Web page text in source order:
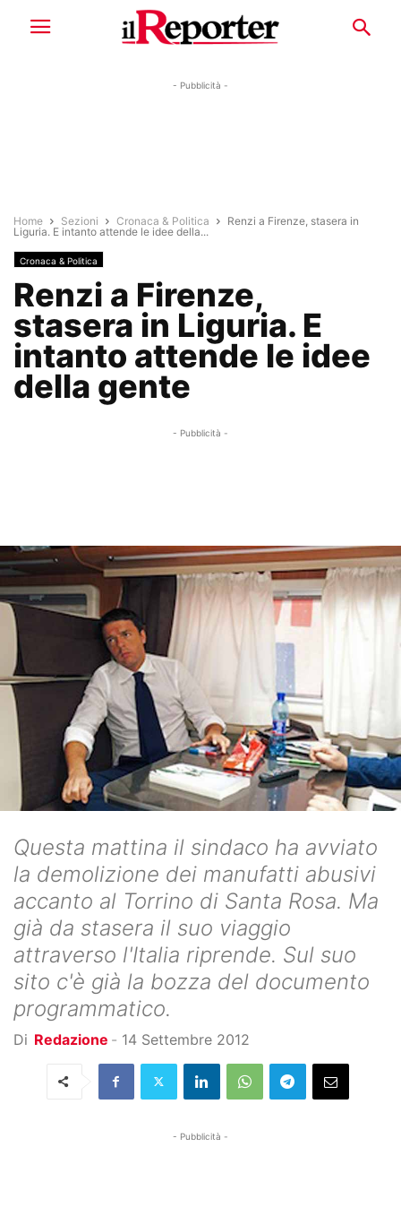
- Pubblicità -
Home Sezioni Cronaca & Politica
Renzi a Firenze, stasera in
Liguria. E intanto attende le idee della...
Cronaca & Politica
Renzi a Firenze,
stasera in Liguria. E
intanto attende le idee
della gente
- Pubblicità -
Questa mattina il sindaco ha avviato
la demolizione dei manufatti abusivi
accanto al Torrino di Santa Rosa. Ma
già da stasera il suo viaggio
attraverso l'Italia riprende. Sul suo
sito c'è già la bozza del documento
programmatico.
Di Redazione - 14 Settembre 2012
- Pubblicità -